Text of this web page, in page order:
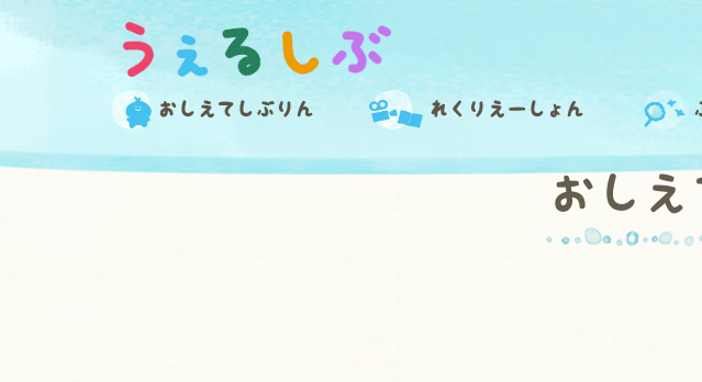
テ
おしえてしぶりん れくりえーしょん
おし